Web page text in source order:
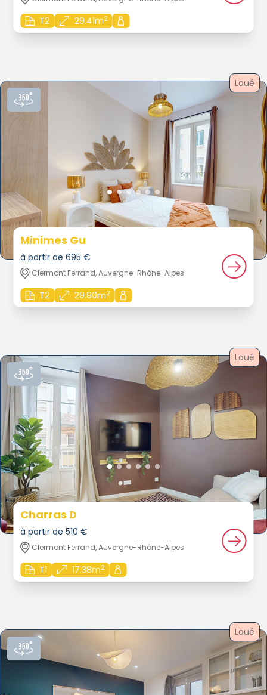
T2 29.41m2
Loué
Minimes Gu
à partir de 695 €
Clermont Ferrand, Auvergne-Rhône-Alpes
T2 29.90m2
Loué
Charras D
à partir de 510 €
Clermont Ferrand, Auvergne-Rhône-Alpes
T1 17.38m2
Loué